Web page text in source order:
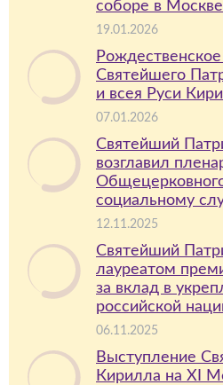
соборе в Москве
19.01.2026
Святейшего
и всея Руси
07.01.2026
Святейший
возглавил
социальному
12.11.2025
Святейший
лауреатом
за вклад в
российской
06.11.2025
Выступление
Кирилла на XI